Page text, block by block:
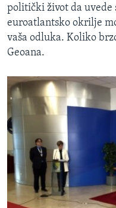
politički život da uvede
euroatlantsko okrilje
vaša odluka. Koliko
Geoana.